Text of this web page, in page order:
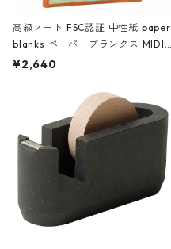
高級ノート FSC認証 中性紙 paper
blanks ペーパーブランクス MIDI
ハードカバー 罫線 ヴァン・ゴッホ
¥2,640